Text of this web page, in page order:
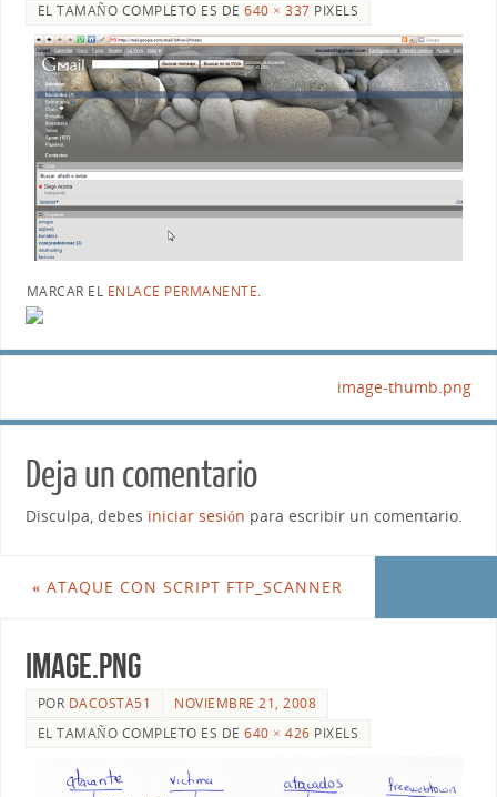
EL TAMAÑO COMPLETO ES DE640 × 337 PIXELS
MARCAR EL ENLACE PERMANENTE.
image-thumb.png
Deja un comentario
Disculpa, debes iniciar sesión para escribir un comentario.
« ATAQUE CON SCRIPT FTP_SCANNER
image.png
POR DACOSTA51
NOVIEMBRE 21, 2008
EL TAMAÑO COMPLETO ES DE640 × 426 PIXELS